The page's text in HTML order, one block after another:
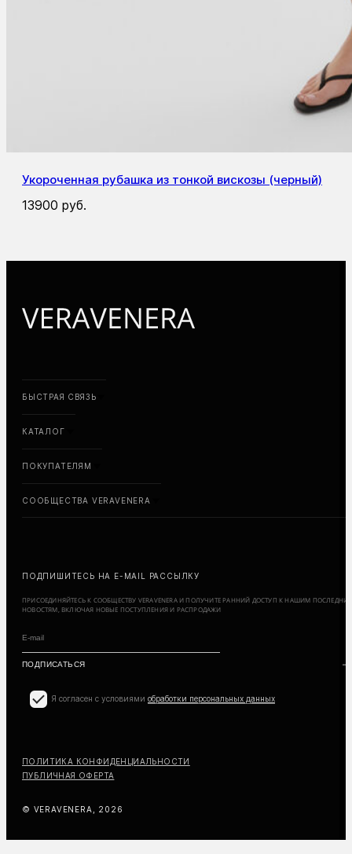
Хлопковая рубашка «Забыла вернуть» (белый)
17900 руб.
БЫСТРАЯ СВЯЗЬ
КАТАЛОГ
ПОКУПАТЕЛЯМ
СООБЩЕСТВА VERAVENERA
ПОДПИШИТЕСЬ НА E-MAIL РАССЫЛКУ
ПРИСОЕДИНЯЙТЕСЬ К СООБЩЕСТВУ VERAVENERA И ПОЛУЧИТЕ РАННИЙ ДОСТУП К НАШИМ
НОВОСТЯМ, ВКЛЮЧАЯ НОВЫЕ ПОСТУПЛЕНИЯ И РАСПРОДАЖИ
Я согласен с условиями обработки персональных данных
ПОЛИТИКА КОНФИДЕНЦИАЛЬНОСТИ
ПУБЛИЧНАЯ ОФЕРТА
© VERAVENERA, 2026